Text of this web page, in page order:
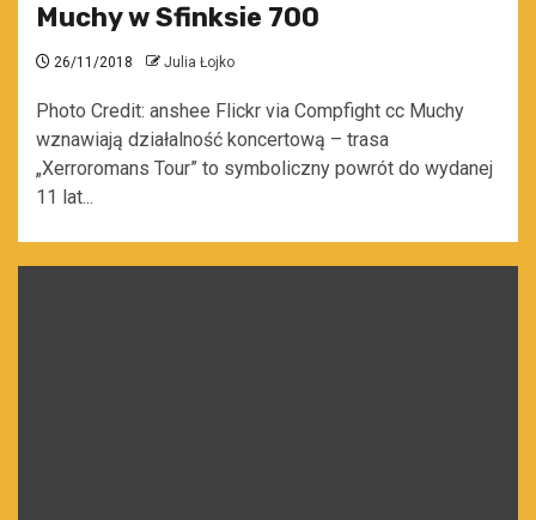
Muchy w Sfinksie 700
26/11/2018 Julia Łojko
Photo Credit: anshee Flickr via Compfight cc Muchy
wznawiają działalność koncertową – trasa
„Xerroromans Tour” to symboliczny powrót do wydanej
11 lat...